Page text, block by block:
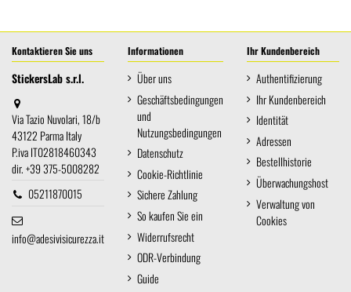
Kontaktieren Sie uns
StickersLab s.r.l.
Via Tazio Nuvolari, 18/b
43122 Parma Italy
P.iva IT02818460343
dir. +39 375-5008282
05211870015
info@adesivisicurezza.it
Informationen
Über uns
Geschäftsbedingungen
und
Nutzungsbedingungen
Datenschutz
Cookie-Richtlinie
Sichere Zahlung
So kaufen Sie ein
Widerrufsrecht
ODR-Verbindung
Guide
Ihr Kundenbereich
Authentifizierung
Ihr Kundenbereich
Identität
Adressen
Bestellhistorie
Überwachungshost
Verwaltung von
Cookies